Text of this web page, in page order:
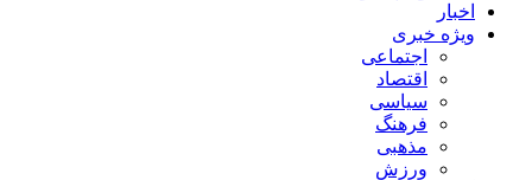
اخبار
ویژه خبری
اجتماعی
اقتصاد
سیاسی
فرهنگ
مذهبی
ورزش